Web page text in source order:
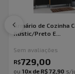
Armário de Cozinha
Rustic/Preto E...
Sem avaliações
R$729,00
ou 10x de R$ 72,90 s/